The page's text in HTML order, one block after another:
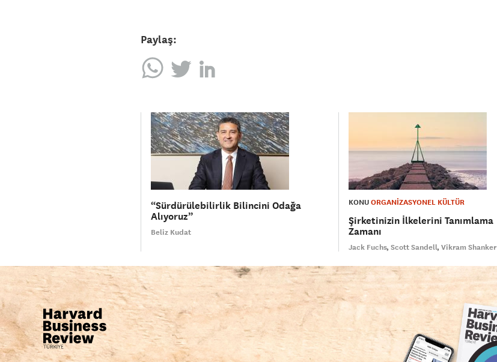
Paylaş:
“Sürdürülebilirlik Bilincini Odağa
Alıyoruz”
Beliz Kudat
KONUORGANİZASYONEL KÜLTÜR
Şirketinizin İlkelerini Tanımlama
Zamanı
Jack Fuchs Scott Sandell Vikram Shanker